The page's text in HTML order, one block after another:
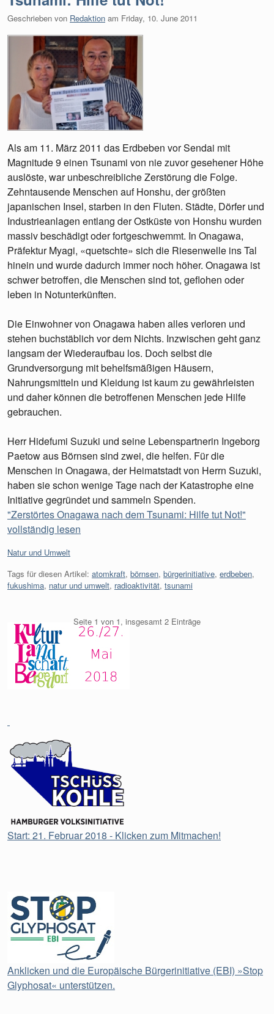
Geschrieben von Redaktion am Friday, 10. June 2011
Als am 11. März 2011 das Erdbeben vor Sendai mit
Magnitude 9 einen Tsunami von nie zuvor gesehener Höhe
auslöste, war unbeschreibliche Zerstörung die Folge.
Zehntausende Menschen auf Honshu, der größten
japanischen Insel, starben in den Fluten. Städte, Dörfer und
Industrieanlagen entlang der Ostküste von Honshu wurden
massiv beschädigt oder fortgeschwemmt. In Onagawa,
Präfektur Myagi, «quetschte» sich die Riesenwelle ins Tal
hinein und wurde dadurch immer noch höher. Onagawa ist
schwer betroffen, die Menschen sind tot, geflohen oder
leben in Notunterkünften.
Die Einwohner von Onagawa haben alles verloren und
stehen buchstäblich vor dem Nichts. Inzwischen geht ganz
langsam der Wiederaufbau los. Doch selbst die
Grundversorgung mit behelfsmäßigen Häusern,
Nahrungsmitteln und Kleidung ist kaum zu gewährleisten
und daher können die betroffenen Menschen jede Hilfe
gebrauchen.
Herr Hidefumi Suzuki und seine Lebenspartnerin Ingeborg
Paetow aus Börnsen sind zwei, die helfen. Für die
Menschen in Onagawa, der Heimatstadt von Herrn Suzuki,
haben sie schon wenige Tage nach der Katastrophe eine
Initiative gegründet und sammeln Spenden.
"Zerstörtes Onagawa nach dem Tsunami: Hilfe tut Not!"
vollständig lesen
Kategorien:
Natur und Umwelt
Tags für diesen Artikel: atomkraft, börnsen, bürgerinitiative, erdbeben,
fukushima, natur und umwelt, radioaktivität, tsunami
Seite 1 von 1, insgesamt 2 Einträge
Start: 21. Februar 2018 - Klicken zum Mitmachen!
Anklicken und die Europäische Bürgerinitiative (EBI) »Stop
Glyphosat« unterstützen.